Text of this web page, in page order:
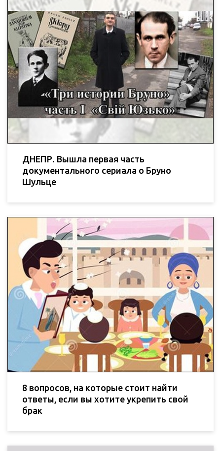
ДНЕПР. Вышла первая часть
документального сериала о Бруно
Шульце
8 вопросов, на которые стоит найти
ответы, если вы хотите укрепить свой
брак